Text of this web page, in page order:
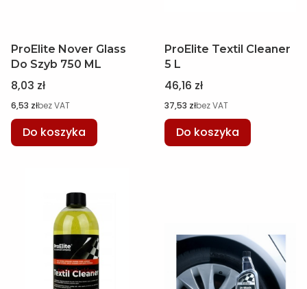
ProElite Nover Glass
Do Szyb 750 ML
Cena
8,03 zł
Cena
6,53 złbez VAT
Do koszyka
ProElite Textil Cleaner
5 L
Cena
46,16 zł
Cena
37,53 złbez VAT
Do koszyka